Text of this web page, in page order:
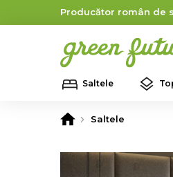
Producător român de
Saltele
Saltele